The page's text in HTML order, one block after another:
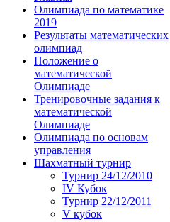
Олимпиада по математике
2019
Результаты математических
олимпиад
Положение о
математической
Олимпиаде
Тренировочные задания к
математической
Олимпиаде
Олимпиада по основам
управления
Шахматный турнир
Турнир 24/12/2010
IV Кубок
Турнир 22/12/2011
V кубок